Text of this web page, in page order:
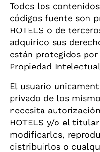
Todos los
códigos fuente son
HOTELS o de
adquirido sus
están protegidos
Propiedad
El usuario
privado de los
necesita
HOTELS y/o el
modificarlos,
distribuirlos o